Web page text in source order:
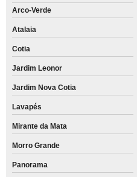
Arco-Verde
Atalaia
Cotia
Jardim Leonor
Jardim Nova Cotia
Lavapés
Mirante da Mata
Morro Grande
Panorama